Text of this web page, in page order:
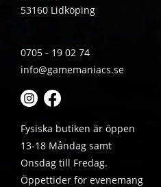
53160 Lidköping
0705 - 19 02 74
info@gamemaniacs.se
Fysiska butiken är öppen
13-18 Måndag samt
Onsdag till Fredag.
Öppettider för evenemang